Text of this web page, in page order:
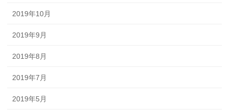
2019年10月
2019年9月
2019年8月
2019年7月
2019年5月